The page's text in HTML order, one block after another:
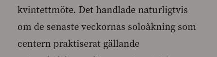
kvintettmöte. Det handlade naturligtvis
om de senaste veckornas soloåkning som
centern praktiserat gällande